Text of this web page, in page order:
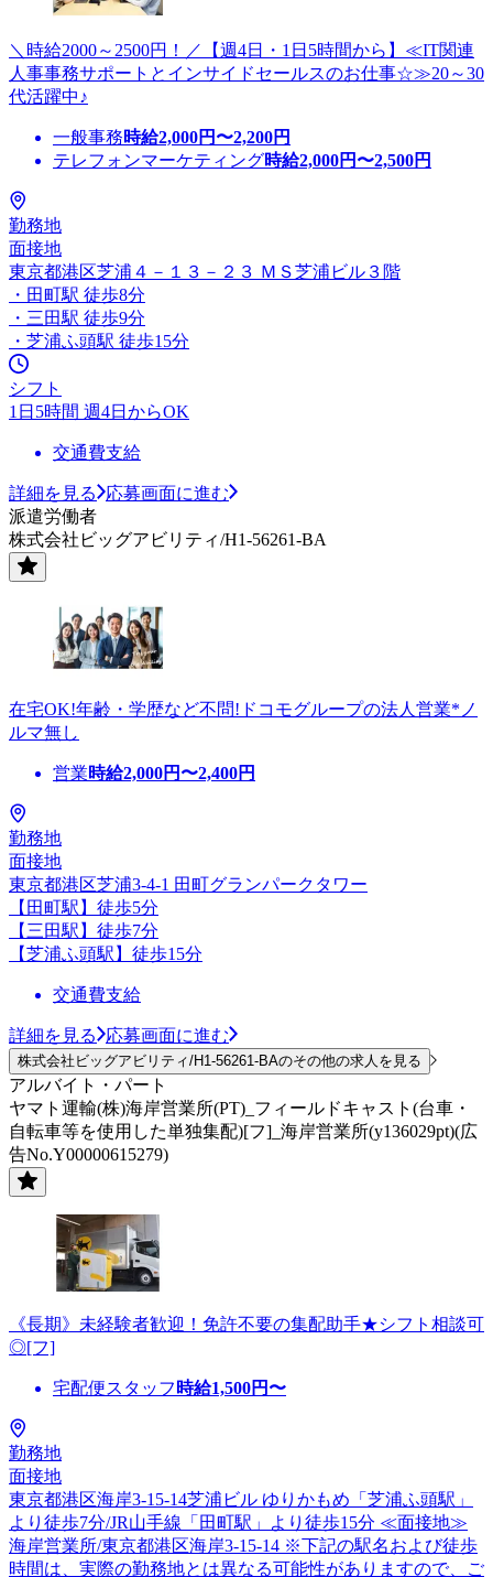
＼時給2000～2500円！／【週4日・1日5時間から】≪IT関連
人事事務サポートとインサイドセールスのお仕事☆≫20～30
代活躍中♪
一般事務時給2,000円〜2,200円
テレフォンマーケティング時給2,000円〜2,500円
勤務地
面接地
東京都港区芝浦４－１３－２３ ＭＳ芝浦ビル３階
・田町駅 徒歩8分
・三田駅 徒歩9分
・芝浦ふ頭駅 徒歩15分
シフト
1日5時間 週4日からOK
交通費支給
詳細を見る
応募画面に進む
派遣労働者
株式会社ビッグアビリティ/H1-56261-BA
在宅OK!年齢・学歴など不問!ドコモグループの法人営業*ノ
ルマ無し
営業時給2,000円〜2,400円
勤務地
面接地
東京都港区芝浦3-4-1 田町グランパークタワー
【田町駅】徒歩5分
【三田駅】徒歩7分
【芝浦ふ頭駅】徒歩15分
交通費支給
詳細を見る 応募画面に進む
株式会社ビッグアビリティ/H1-56261-BAのその他の求人を見る
アルバイト・パート
ヤマト運輸(株)海岸営業所(PT)_フィールドキャスト(台車・
自転車等を使用した単独集配)[フ]_海岸営業所(y136029pt)(広
告No.Y00000615279)
《長期》未経験者歓迎！免許不要の集配助手★シフト相談可
◎[フ]
宅配便スタッフ 時給1,500円〜
勤務地
面接地
東京都港区海岸3-15-14芝浦ビル ゆりかもめ「芝浦ふ頭駅」
より徒歩7分/JR山手線「田町駅」より徒歩15分 ≪面接地≫
海岸営業所/東京都港区海岸3-15-14 ※下記の駅名および徒歩
時間は、実際の勤務地とは異なる可能性がありますので、ご